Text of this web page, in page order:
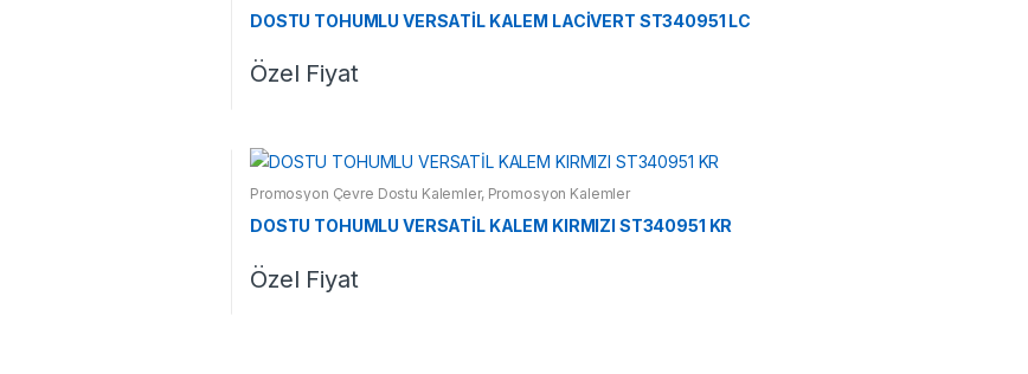
DOSTU TOHUMLU VERSATİL KALEM LACİVERT ST340951 LC
Özel Fiyat
Promosyon Çevre Dostu Kalemler, Promosyon Kalemler
DOSTU TOHUMLU VERSATİL KALEM KIRMIZI ST340951 KR
Özel Fiyat